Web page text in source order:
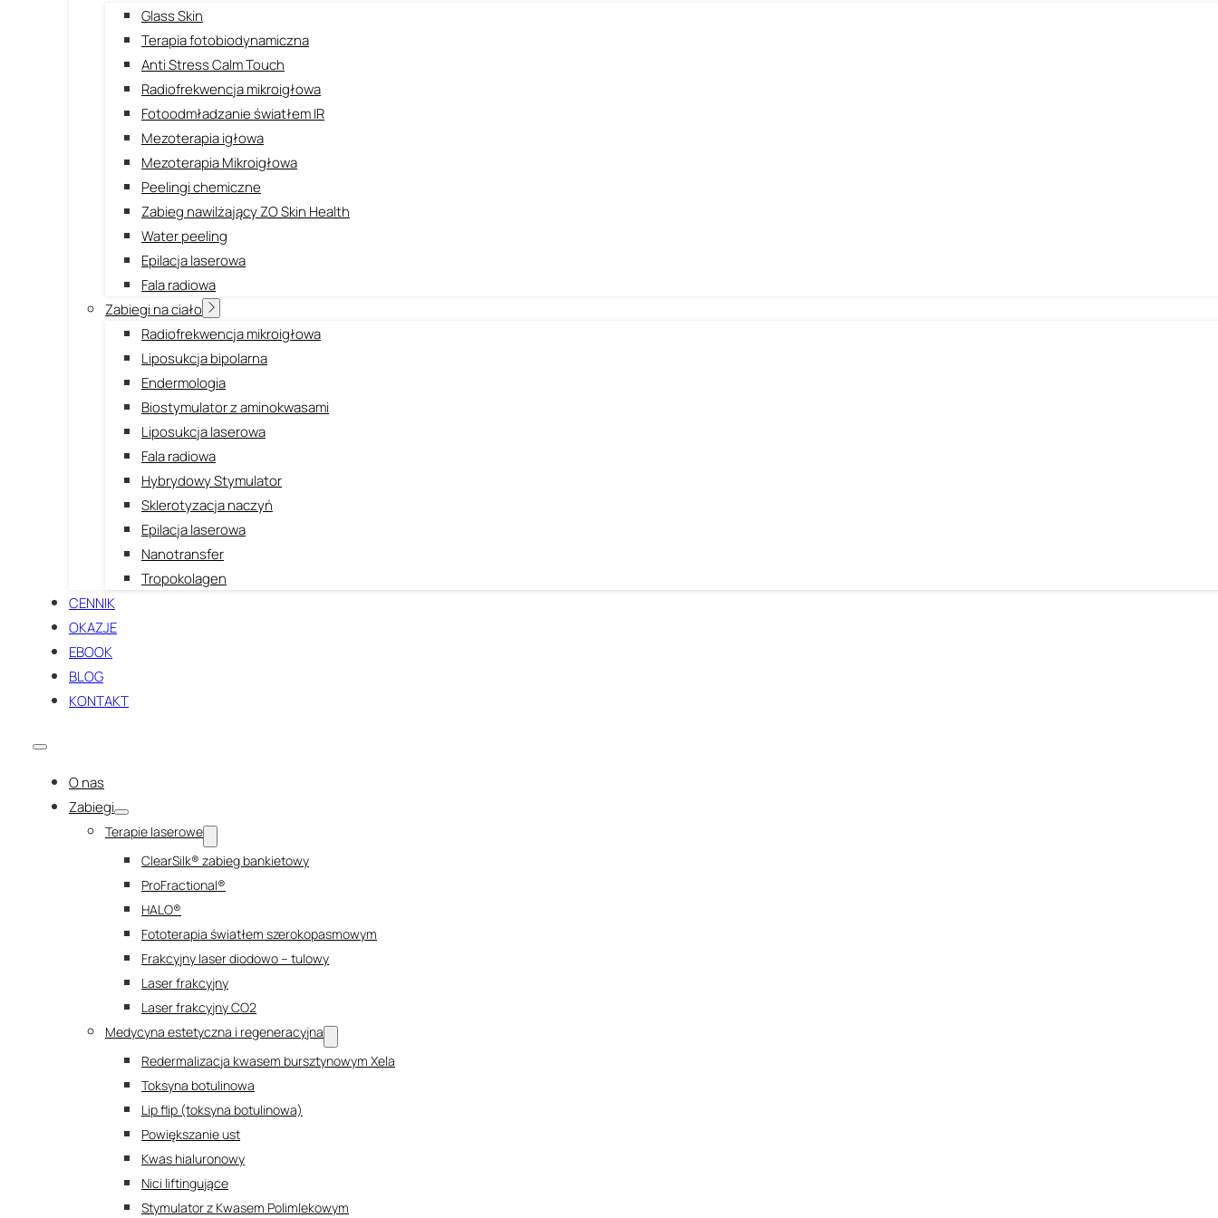
Glass Skin
Terapia fotobiodynamiczna
Anti Stress Calm Touch
Radiofrekwencja mikroigłowa
Fotoodmładzanie światłem IR
Mezoterapia igłowa
Mezoterapia Mikroigłowa
Peelingi chemiczne
Zabieg nawilżający ZO Skin Health
Water peeling
Epilacja laserowa
Fala radiowa
Zabiegi na ciało
Radiofrekwencja mikroigłowa
Liposukcja bipolarna
Endermologia
Biostymulator z aminokwasami
Liposukcja laserowa
Fala radiowa
Hybrydowy Stymulator
Sklerotyzacja naczyń
Epilacja laserowa
Nanotransfer
Tropokolagen
CENNIK
OKAZJE
EBOOK
BLOG
KONTAKT
O nas
Zabiegi
Terapie laserowe
ClearSilk® zabieg bankietowy
ProFractional®
HALO®
Fototerapia światłem szerokopasmowym
Frakcyjny laser diodowo – tulowy
Laser frakcyjny
Laser frakcyjny CO2
Medycyna estetyczna i regeneracyjna
Redermalizacja kwasem bursztynowym Xela
Toksyna botulinowa
Lip flip (toksyna botulinowa)
Powiększanie ust
Kwas hialuronowy
Nici liftingujące
Stymulator z Kwasem Polimlekowym